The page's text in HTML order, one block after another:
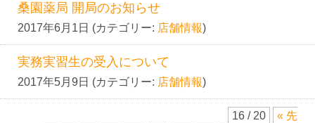
桑園薬局 開局のお知らせ
2017年6月1日 (カテゴリー: 店舗情報)
実務実習生の受入について
2017年5月9日 (カテゴリー: 店舗情報)
16 / 20
« 先